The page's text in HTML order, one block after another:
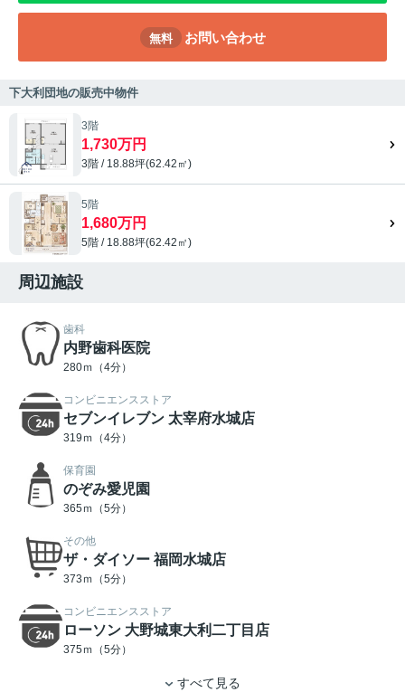
無料 お問い合わせ
下大利団地の販売中物件
3階
1,730万円
3階 / 18.88坪(62.42㎡)
5階
1,680万円
5階 / 18.88坪(62.42㎡)
周辺施設
歯科
内野歯科医院
280ｍ（4分）
コンビニエンスストア
セブンイレブン 太宰府水城店
319ｍ（4分）
保育園
のぞみ愛児園
365ｍ（5分）
その他
ザ・ダイソー 福岡水城店
373ｍ（5分）
コンビニエンスストア
ローソン 大野城東大利二丁目店
375ｍ（5分）
すべて見る